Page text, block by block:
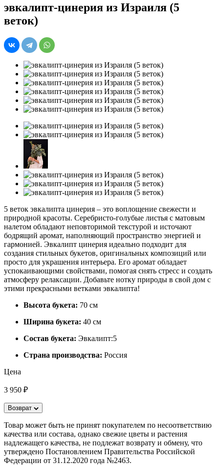
эвкалипт-цинерия из Израиля (5
веток)
5 веток эвкалипта цинерия – это воплощение свежести и
природной красоты. Серебристо-голубые листья с матовым
налетом обладают неповторимой текстурой и источают
бодрящий аромат, наполняющий пространство энергией и
гармонией. Эвкалипт цинерия идеально подходит для
создания стильных букетов, оригинальных композиций или
просто для украшения интерьера. Его аромат обладает
успокаивающими свойствами, помогая снять стресс и создать
атмосферу релаксации. Добавьте нотку природы в свой дом с
этими прекрасными ветками эвкалипта!
Высота букета: 70 см
Ширина букета: 40 см
Состав букета: Эвкалипт:5
Страна производства: Россия
Цена
3 950 ₽
Возврат
Товар может быть не принят покупателем по несоответствию
качества или состава, однако свежие цветы и растения
надлежащего качества, не подлежат возврату и обмену, что
утверждено Постановлением Правительства Российской
Федерации от 31.12.2020 года №2463.